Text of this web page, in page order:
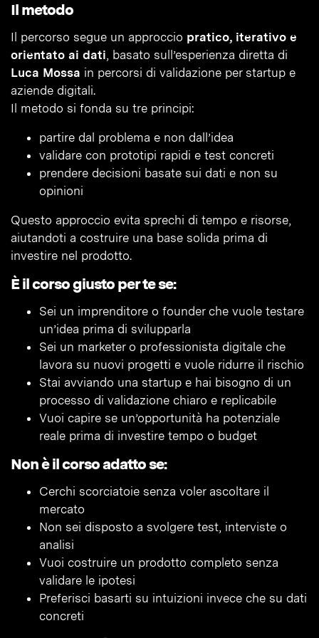
Il metodo
Il percorso segue un approccio pratico, iterativo e
orientato ai dati, basato sull’esperienza diretta di
Luca Mossa in percorsi di validazione per startup e
aziende digitali.
Il metodo si fonda su tre principi:
partire dal problema e non dall’idea
validare con prototipi rapidi e test concreti
prendere decisioni basate sui dati e non su
opinioni
Questo approccio evita sprechi di tempo e risorse,
aiutandoti a costruire una base solida prima di
investire nel prodotto.
È il corso giusto per te se:
Sei un imprenditore o founder che vuole testare
un’idea prima di svilupparla
Sei un marketer o professionista digitale che
lavora su nuovi progetti e vuole ridurre il rischio
Stai avviando una startup e hai bisogno di un
processo di validazione chiaro e replicabile
Vuoi capire se un’opportunità ha potenziale
reale prima di investire tempo o budget
Non è il corso adatto se:
Cerchi scorciatoie senza voler ascoltare il
mercato
Non sei disposto a svolgere test, interviste o
analisi
Vuoi costruire un prodotto completo senza
validare le ipotesi
Preferisci basarti su intuizioni invece che su dati
concreti